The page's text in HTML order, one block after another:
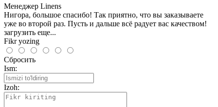
Менеджер Linens
Нигора, большое спасибо! Так приятно, что вы заказываете
уже во второй раз. Пусть и дальше всё радует вас качеством!
загрузить еще...
Fikr yozing
Сбросить
Ism:
Izoh: